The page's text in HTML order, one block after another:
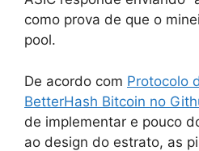
como prova de que o
pool.
De acordo com Protocolo
BetterHash Bitcoin no
de implementar e pouco
ao design do estrato, as